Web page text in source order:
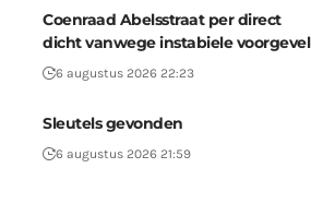
Coenraad Abelsstraat per direct
dicht vanwege instabiele voorgevel
6 augustus 2026 22:23
Sleutels gevonden
6 augustus 2026 21:59